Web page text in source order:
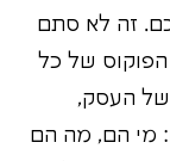
זה לא סתם
של כל
של העסק,
מי הם, מה הם